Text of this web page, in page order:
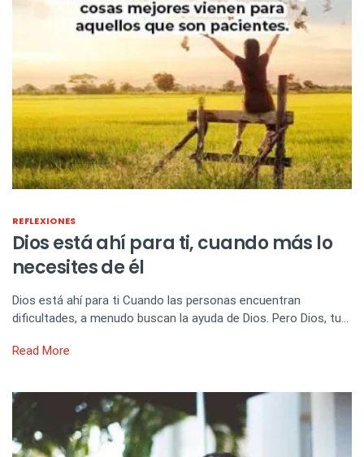
REFLEXIONES
Dios está ahí para ti, cuando más lo
necesites de él
Dios está ahí para ti Cuando las personas encuentran
dificultades, a menudo buscan la ayuda de Dios. Pero Dios, tu…
Read More